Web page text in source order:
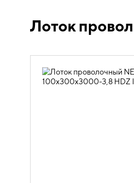
05.04 Кабельные лотки и
05.04.03.01 Лотки
NESTA
Лоток